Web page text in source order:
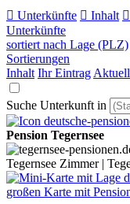
 Unterkünfte  Inhalt 
Unterkünfte
sortiert nach Lage (PLZ)
Sortierungen
Inhalt Ihr Eintrag
Suche Unterkunft in
Pension Tegernsee
Tegernsee Zimmer |